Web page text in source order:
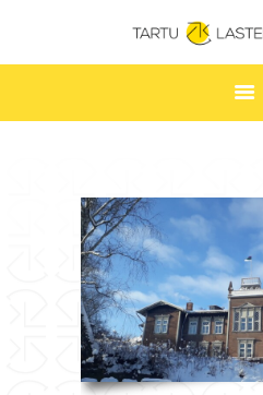
TARTU
UUDISED
ÕPPIMINE
TUNNIPLAAN
JAKOBI
KONTAKT